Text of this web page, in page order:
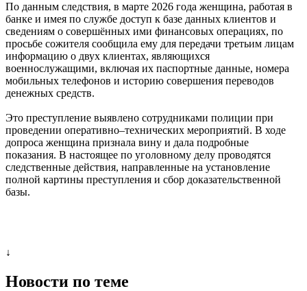
По данным следствия, в марте 2026 года женщина, работая в
банке и имея по службе доступ к базе данных клиентов и
сведениям о совершённых ими финансовых операциях, по
просьбе сожителя сообщила ему для передачи третьим лицам
информацию о двух клиентах, являющихся
военнослужащими, включая их паспортные данные, номера
мобильных телефонов и историю совершения переводов
денежных средств.
Это преступление выявлено сотрудниками полиции при
проведении оперативно–технических мероприятий. В ходе
допроса женщина признала вину и дала подробные
показания. В настоящее по уголовному делу проводятся
следственные действия, направленные на установление
полной картины преступления и сбор доказательственной
базы.
↓
Новости по теме